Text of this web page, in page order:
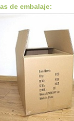
de embalaje: